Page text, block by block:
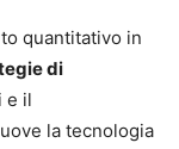
quantitativo in
di
e il
la tecnologia